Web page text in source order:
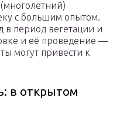
с большим опытом.
в период вегетации и
и её проведение —
могут привести к
в открытом